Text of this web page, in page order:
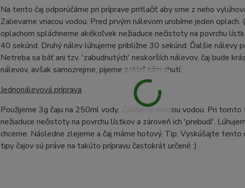
Na tento čaj odporúčáme pri príprave pritlačiť aby sme z neho
Zalievame vriacou vodou. Pred prvým nálevom urobíme jeden
oplachom spláchneme akékoľvek nežiaduce nečistoty na povrchu
40 sekúnd. Druhý nálev lúhujeme približne 30 sekúnd. Ďalšie nálevy
Netreba sa báť ani tzv. 'zabudnutých' neskorších nálevov, čaj bude
nálevov, avšak samozrejme, pijeme pokiaľ nám chutí.
Jednonálevová príprava
Použijeme 3g čaju na 250ml vody. Zalejeme vriacou vodou. Pri
nežiaduce nečistoty na povrchu lístkov a zároveň ich 'prebudí'.
chceme. Následne zlejeme a čaj máme hotový. Tip: Vyskúšajte
tipy čajov sú práve na takúto prípravu častokrát určené :)